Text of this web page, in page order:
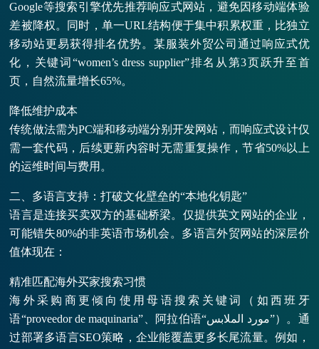
Google等搜索引擎优先推荐响应式网站，避免因移动端体验
差被降权。同时，单一URL结构便于集中积累权重，比独立
移动站更易获得排名优势。某服装外贸公司通过响应式优
化，关键词“women’s dress supplier”排名从第3页跃升至首
页，自然流量增长65%。
降低维护成本
传统做法需为PC端和移动端分别开发网站，而响应式设计仅
需一套代码，后续更新内容时无需重复操作，节省50%以上
的运维时间与费用。
二、多语言支持：打破文化壁垒的“本地化钥匙”
语言是连接买卖双方的基础桥梁。仅提供英文网站的企业，
可能错失80%的非英语市场机会。多语言外贸网站的深层价
值体现在：
精准匹配海外买家搜索习惯
海外采购商更倾向使用母语搜索关键词（如西班牙
语“proveedor de maquinaria”、阿拉伯语“مورد الملابس”）。通
过部署多语言SEO策略，企业能覆盖更多长尾流量。例如，